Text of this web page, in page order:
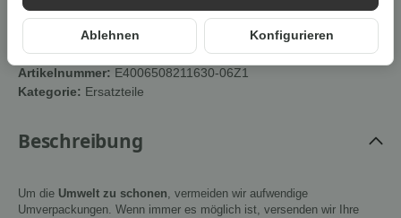
Cookies erlauben
Artikelnummer: E4006508211630-06Z1
Kategorie: Ersatzteile
Beschreibung
Um die Umwelt zu schonen, vermeiden wir aufwendige
Umverpackungen. Wenn immer es möglich ist, versenden wir Ihre
Ablehnen Konfigurieren